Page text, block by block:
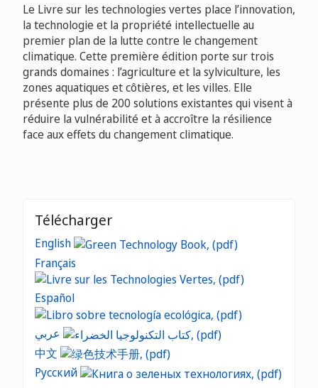
Le Livre sur les technologies vertes place l’innovation,
la technologie et la propriété intellectuelle au
premier plan de la lutte contre le changement
climatique. Cette première édition porte sur trois
grands domaines : l’agriculture et la sylviculture, les
zones aquatiques et côtières, et les villes. Elle
présente plus de 200 solutions existantes qui visent à
réduire la vulnérabilité et à accroître la résilience
face aux effets du changement climatique.
Télécharger
English
Français
Español
中文
Русский